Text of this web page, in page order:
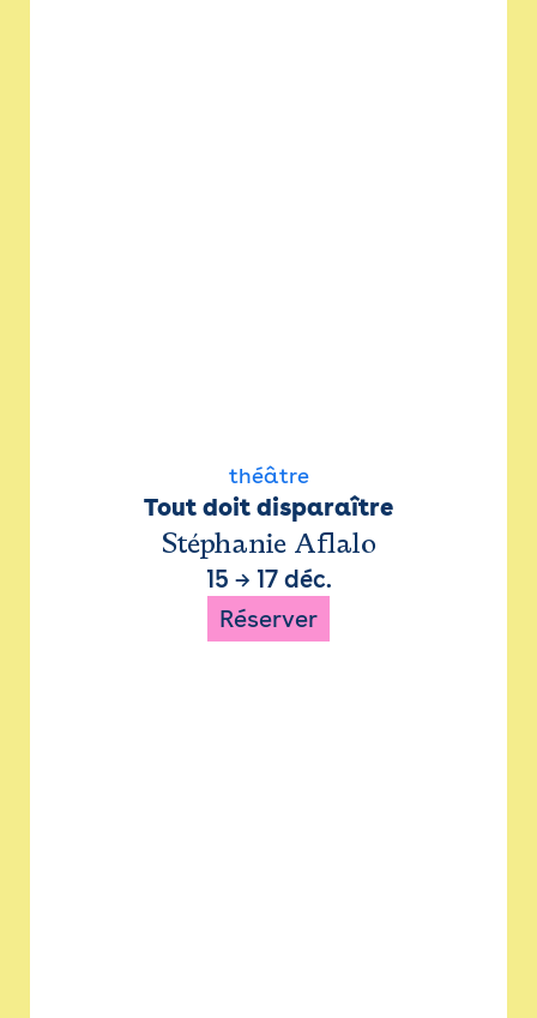
théâtre
Tout doit disparaître
Stéphanie Aflalo
15 → 17 déc.
Réserver